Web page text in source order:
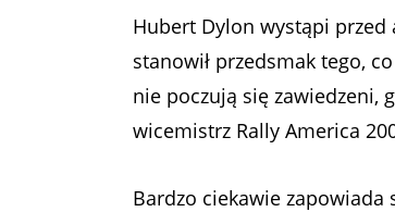
Hubert Dylon wystąpi
stanowił przedsmak tego,
nie poczują się zawiedzeni,
wicemistrz Rally America
Bardzo ciekawie